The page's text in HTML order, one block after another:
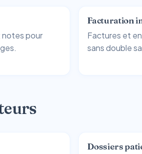
pour
Facturation
Factures et
sans double
Dossiers